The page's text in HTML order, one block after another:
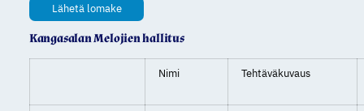
Lähetä lomake
Kangasalan Melojien hallitus
Nimi Tehtäväkuvaus